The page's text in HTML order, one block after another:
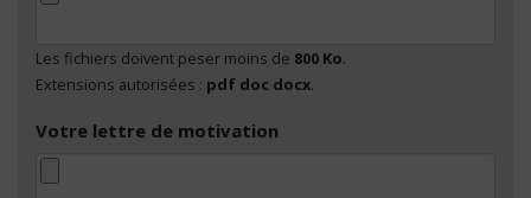
Les fichiers doivent peser moins de 800 Ko.
Extensions autorisées : pdf doc docx.
Votre lettre de motivation